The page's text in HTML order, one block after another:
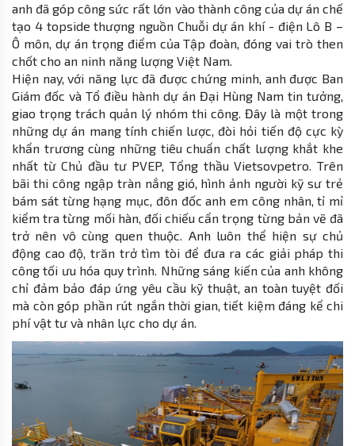
anh đã góp công sức rất lớn vào thành công của dự án chế
tạo 4 topside thượng nguồn Chuỗi dự án khí - điện Lô B –
Ô môn, dự án trọng điểm của Tập đoàn, đóng vai trò then
chốt cho an ninh năng lượng Việt Nam.
Hiện nay, với năng lực đã được chứng minh, anh được Ban
Giám đốc và Tổ điều hành dự án Đại Hùng Nam tin tưởng,
giao trọng trách quản lý nhóm thi công. Đây là một trong
những dự án mang tính chiến lược, đòi hỏi tiến độ cực kỳ
khẩn trương cùng những tiêu chuẩn chất lượng khắt khe
nhất từ Chủ đầu tư PVEP, Tổng thầu Vietsovpetro. Trên
bãi thi công ngập tràn nắng gió, hình ảnh người kỹ sư trẻ
bám sát từng hạng mục, đôn đốc anh em công nhân, tỉ mỉ
kiểm tra từng mối hàn, đối chiếu cẩn trọng từng bản vẽ đã
trở nên vô cùng quen thuộc. Anh luôn thể hiện sự chủ
động cao độ, trăn trở tìm tòi để đưa ra các giải pháp thi
công tối ưu hóa quy trình. Những sáng kiến của anh không
chỉ đảm bảo đáp ứng yêu cầu kỹ thuật, an toàn tuyệt đối
mà còn góp phần rút ngắn thời gian, tiết kiệm đáng kể chi
phí vật tư và nhân lực cho dự án.